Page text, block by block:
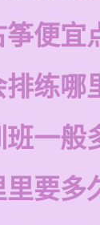
便宜
练哪
一般
要多